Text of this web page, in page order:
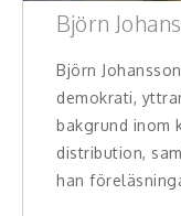
Björn
Björn
demokrati,
bakgrund inom
distribution,
han